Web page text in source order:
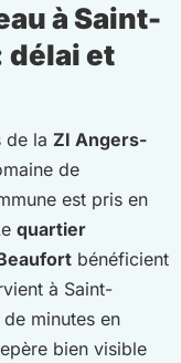
à Saint-
délai et
de la ZI Angers-
de
est pris en
quartier
bénéficient
à Saint-
de minutes en
bien visible